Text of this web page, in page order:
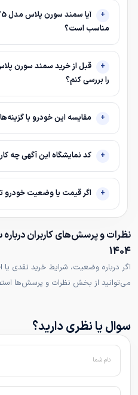
مناسب است؟
را بررسی کنم؟
مقایسه این خودرو با
کد نمایشگاه این آگهی چه
اگر قیمت یا وضعیت خودرو
1404
اگر درباره وضعیت، شرایط خرید نقدی یا
می‌توانید از بخش نظرات و پرسش‌ها
سوال یا نظری دارید؟
نام شما